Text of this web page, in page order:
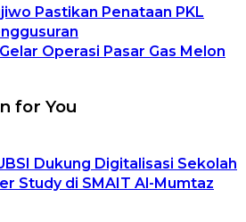
Pastikan Penataan PKL
Operasi Pasar Gas Melon
for You
Dukung Digitalisasi Sekolah
Study di SMAIT Al-Mumtaz